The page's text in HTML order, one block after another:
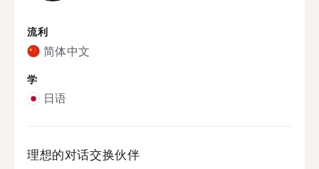
流利
简体中文
学
日语
理想的对话交换伙伴